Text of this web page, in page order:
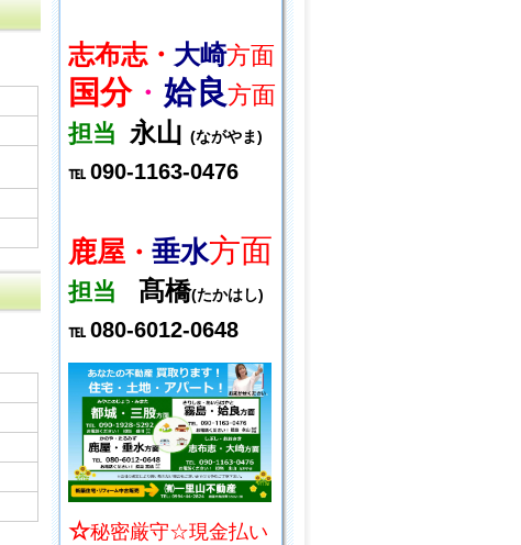
志布志・ 大崎方面
国分・ 姶良方面
担当 永山 (ながやま)
℡ 090-1163-0476
鹿屋 ・ 垂水方面
担当 髙橋(たかはし)
℡ 080-6012-0648
☆秘密厳守☆現金払い